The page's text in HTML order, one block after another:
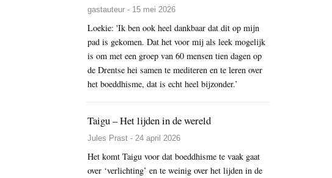
gastauteur - 15 mei 2026
Loekie: 'Ik ben ook heel dankbaar dat dit op mijn
pad is gekomen. Dat het voor mij als leek mogelijk
is om met een groep van 60 mensen tien dagen op
de Drentse hei samen te mediteren en te leren over
het boeddhisme, dat is echt heel bijzonder.’
Taigu – Het lijden in de wereld
Jules Prast - 24 april 2026
Het komt Taigu voor dat boeddhisme te vaak gaat
over ‘verlichting’ en te weinig over het lijden in de